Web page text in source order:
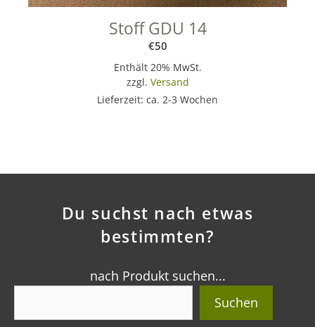
Stoff GDU 14
€50
Enthält 20% MwSt.
zzgl. Versand
Lieferzeit: ca. 2-3 Wochen
Du suchst nach etwas
bestimmten?
nach Produkt suchen...
Suchen